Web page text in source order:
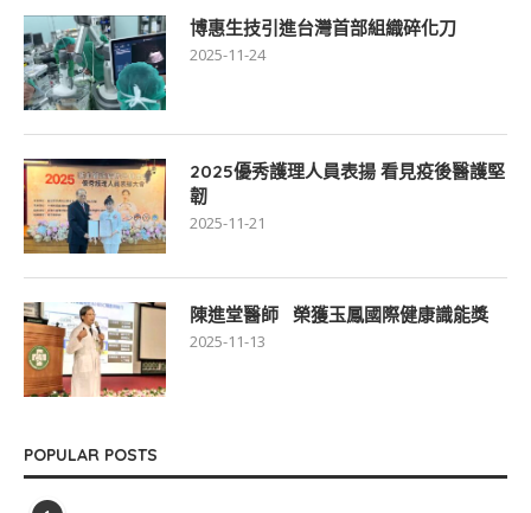
博惠生技引進台灣首部組織碎化刀
2025-11-24
2025優秀護理人員表揚 看見疫後醫護堅
韌
2025-11-21
陳進堂醫師 榮獲玉鳳國際健康識能獎
2025-11-13
POPULAR POSTS